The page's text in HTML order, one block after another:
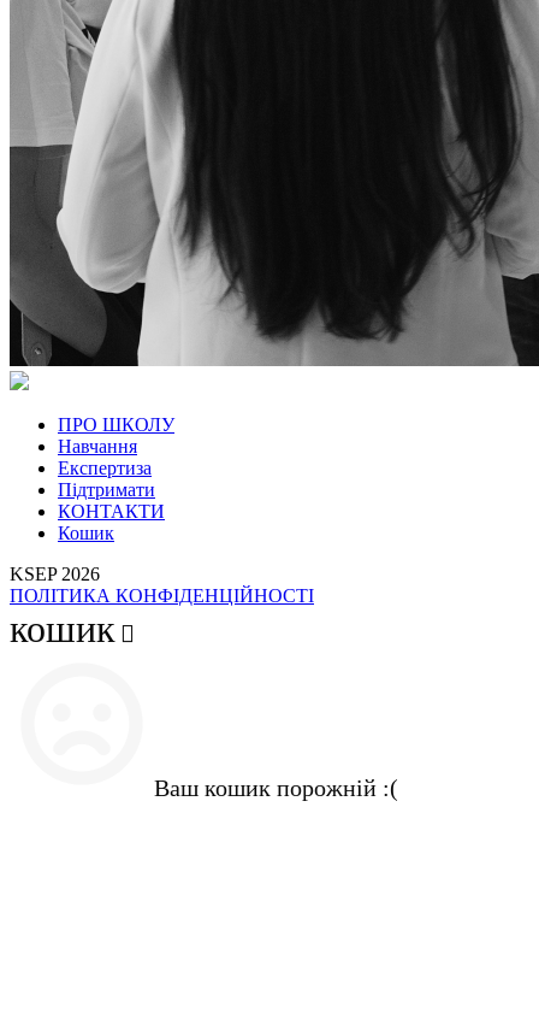
ПРО ШКОЛУ
Навчання
Експертиза
Підтримати
КОНТАКТИ
Кошик
KSEP 2026
ПОЛІТИКА КОНФІДЕНЦІЙНОСТІ
кошик
Ваш кошик порожній :(